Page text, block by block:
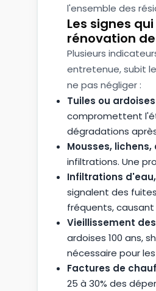
l'ensemble des
Les signes
rénovation
Plusieurs
entretenue, subit
ne pas négliger :
Tuiles ou
compromettent
dégradations
Mousses,
infiltrations. Une
Infiltrations
signalent des
fréquents,
Vieillissement
ardoises 100 ans,
nécessaire pour
Factures de
25 à 30% des